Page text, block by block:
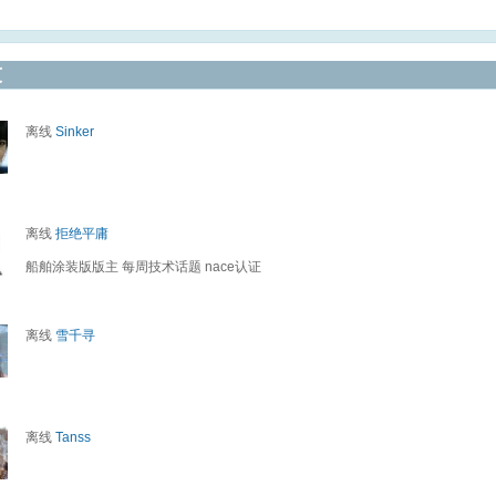
离线 Sinker
离线 拒绝平庸
船舶涂装版版主 每周技术话题 nace认证
离线 雪千寻
离线 Tanss